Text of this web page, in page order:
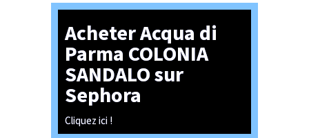
Acheter Acqua di
Parma COLONIA
SANDALO sur
Sephora
Cliquez ici !